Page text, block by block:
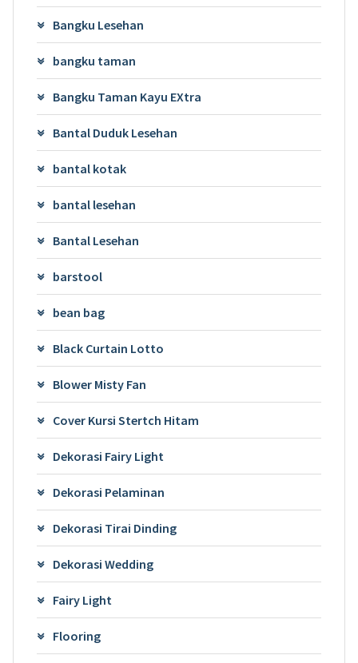
Bangku Lesehan
bangku taman
Bangku Taman Kayu EXtra
Bantal Duduk Lesehan
bantal kotak
bantal lesehan
Bantal Lesehan
barstool
bean bag
Black Curtain Lotto
Blower Misty Fan
Cover Kursi Stertch Hitam
Dekorasi Fairy Light
Dekorasi Pelaminan
Dekorasi Tirai Dinding
Dekorasi Wedding
Fairy Light
Flooring